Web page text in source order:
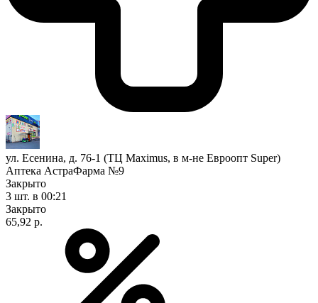
ул. Есенина, д. 76-1 (ТЦ Maximus, в м-не Евроопт Super)
Аптека АстраФарма №9
Закрыто
3 шт. в 00:21
Закрыто
65,92 р.